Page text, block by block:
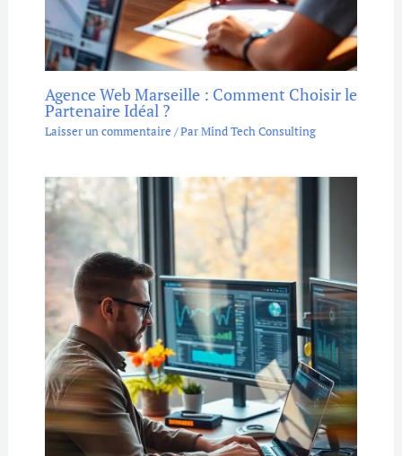
Agence Web Marseille : Comment Choisir le
Partenaire Idéal ?
Laisser un commentaire / ParMind Tech Consulting